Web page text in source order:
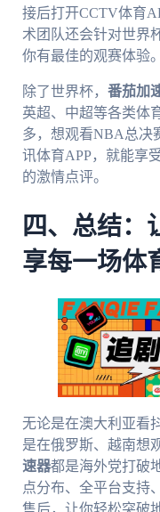
接后打开CCTV体育
术团队还会针对世界
你有最佳的观赛体验。
除了世界杯， 番茄加
英超、中超等各类体
多，想观看NBA总决
讯体育APP，就能享
的激情点评。
四、总结：
享每一场体
无论是在澳大利亚看
是在俄罗斯、越南想
速器都是海外党打破
点分布、全平台支持